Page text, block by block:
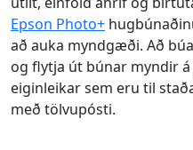
Epson Photo+
að auka myndgæði. Að
og flytja út búnar myndir
eiginleikar sem eru til
með tölvupósti.